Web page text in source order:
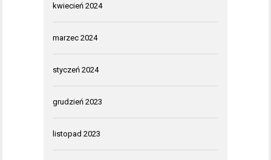
kwiecień 2024
marzec 2024
styczeń 2024
grudzień 2023
listopad 2023